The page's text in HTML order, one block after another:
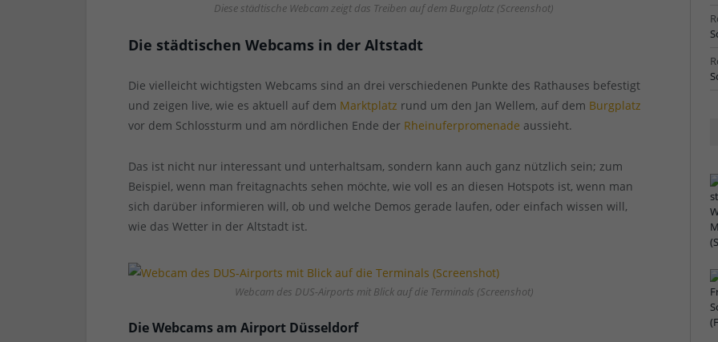
Diese städtische Webcam zeigt das Treiben auf dem Burgplatz (Screenshot)
Die städtischen Webcams in der Altstadt
Die vielleicht wichtigsten Webcams sind an drei verschiedenen Punkte des Rathauses befestigt
und zeigen live, wie es aktuell auf dem Marktplatz rund um den Jan Wellem, auf dem Burgplatz
vor dem Schlossturm und am nördlichen Ende der Rheinuferpromenade aussieht.
Das ist nicht nur interessant und unterhaltsam, sondern kann auch ganz nützlich sein; zum
Beispiel, wenn man freitagnachts sehen möchte, wie voll es an diesen Hotspots ist, wenn man
sich darüber informieren will, ob und welche Demos gerade laufen, oder einfach wissen will,
wie das Wetter in der Altstadt ist.
Webcam des DUS-Airports mit Blick auf die Terminals (Screenshot)
Die Webcams am Airport Düsseldorf